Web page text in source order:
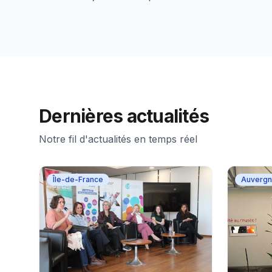
Dernières actualités
Notre fil d'actualités en temps réel
Île-de-France